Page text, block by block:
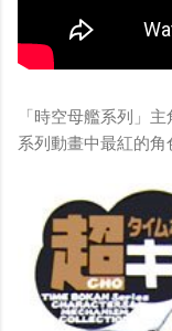
「時空母艦系列」
系列動畫中最紅的角